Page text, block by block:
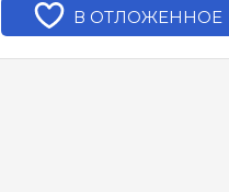
В ОТЛОЖЕННОЕ